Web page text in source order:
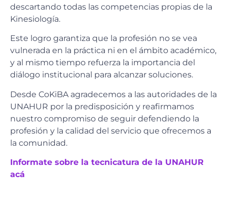
descartando todas las competencias propias de la
Kinesiología.
Este logro garantiza que la profesión no se vea
vulnerada en la práctica ni en el ámbito académico,
y al mismo tiempo refuerza la importancia del
diálogo institucional para alcanzar soluciones.
Desde CoKiBA agradecemos a las autoridades de la
UNAHUR por la predisposición y reafirmamos
nuestro compromiso de seguir defendiendo la
profesión y la calidad del servicio que ofrecemos a
la comunidad.
Informate sobre la tecnicatura de la UNAHUR
acá